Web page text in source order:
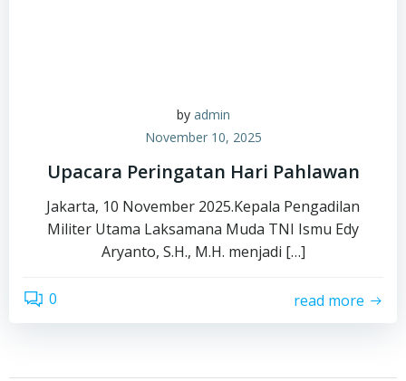
by admin
November 10, 2025
Upacara Peringatan Hari Pahlawan
Jakarta, 10 November 2025.Kepala Pengadilan
Militer Utama Laksamana Muda TNI Ismu Edy
Aryanto, S.H., M.H. menjadi […]
0 read more